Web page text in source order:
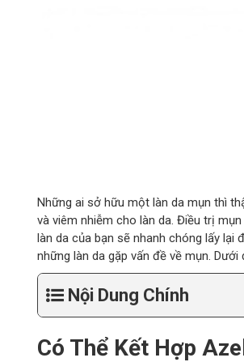
Những ai sở hữu một làn da mụn thì
và viêm nhiễm cho làn da. Điều trị
làn da của bạn sẽ nhanh chóng lấy lại
những làn da gặp vấn đề về mụn. Dưới
Nội Dung Chính
Có Thể Kết Hợp